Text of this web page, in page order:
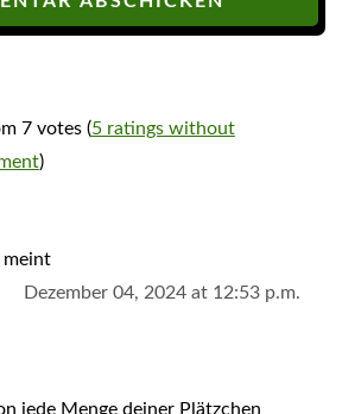
7 votes (5 ratings without
)
meint
Dezember 04, 2024 at 12:53 p.m.
jede Menge deiner Plätzchen